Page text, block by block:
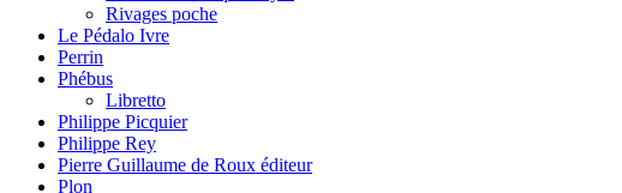
Rivages poche
Le Pédalo Ivre
Perrin
Phébus
Libretto
Philippe Picquier
Philippe Rey
Pierre Guillaume de Roux éditeur
Plon